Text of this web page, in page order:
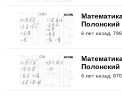
6 лет назад,
6 лет назад,